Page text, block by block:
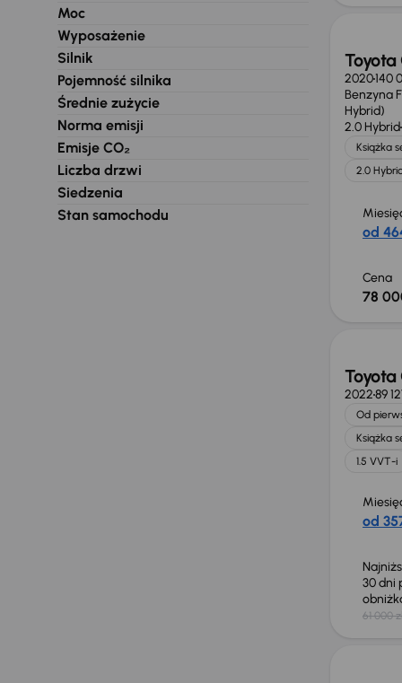
Moc
Wyposażenie
Silnik
Pojemność silnika
Średnie zużycie
Norma emisji
Emisje CO₂
Liczba drzwi
Siedzenia
Stan samochodu
Toyota
2020140
Benzyna
Hybrid)
2.0 Hybrid
Książka
2.0
od
Cena
78
Toyota
202289
Od
Książka
1.5 VVT-i
od
30 dni
61 000